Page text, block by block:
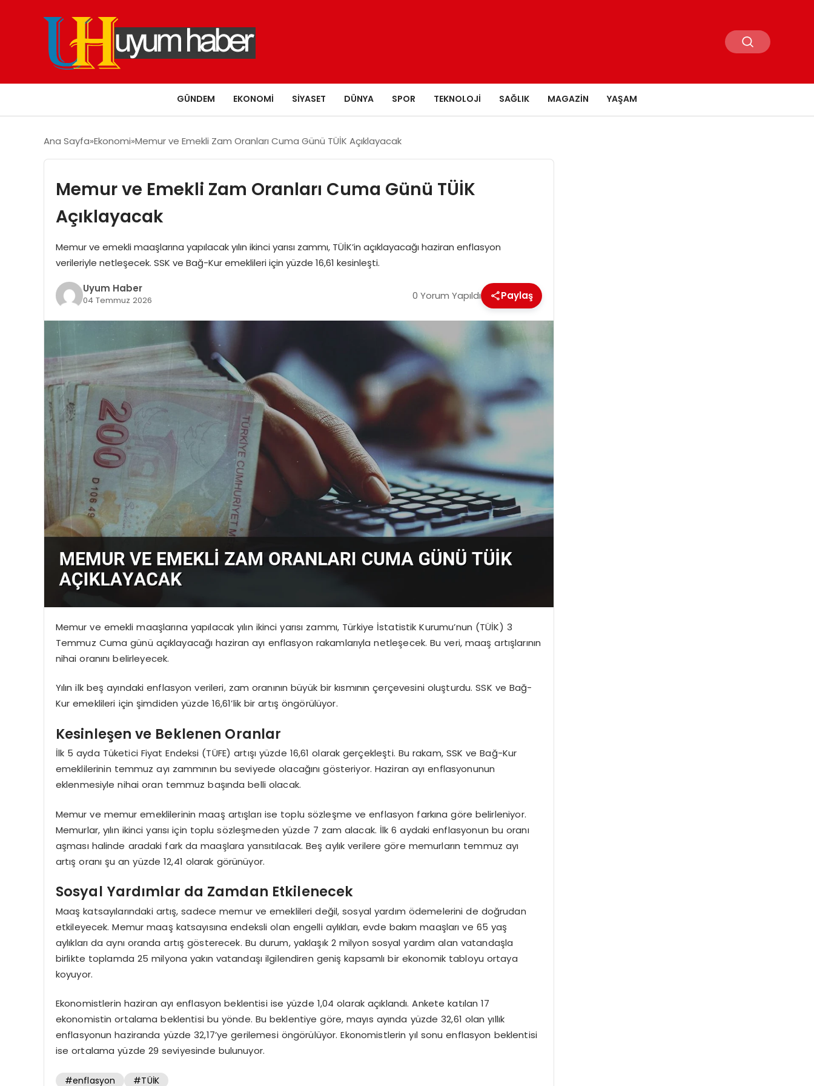
GÜNDEM EKONOMI SIYASET DÜNYA SPOR TEKNOLOJI SAĞLIK MAGAZIN YAŞAM
Ana Sayfa Ekonomi Memur ve Emekli Zam Oranları Cuma Günü TÜİK Açıklayacak
Memur ve Emekli Zam Oranları Cuma Günü TÜİK
Açıklayacak
Memur ve emekli maaşlarına yapılacak yılın ikinci yarısı zammı, TÜİK’in açıklayacağı haziran enflasyon
verileriyle netleşecek. SSK ve Bağ-Kur emeklileri için yüzde 16,61 kesinleşti.
Uyum Haber
04 Temmuz 2026 0 Yorum Yapıldı Paylaş
Memur ve emekli maaşlarına yapılacak yılın ikinci yarısı zammı, Türkiye İstatistik Kurumu’nun (TÜİK) 3
Temmuz Cuma günü açıklayacağı haziran ayı enflasyon rakamlarıyla netleşecek. Bu veri, maaş artışlarının
nihai oranını belirleyecek.
Yılın ilk beş ayındaki enflasyon verileri, zam oranının büyük bir kısmının çerçevesini oluşturdu. SSK ve Bağ-
Kur emeklileri için şimdiden yüzde 16,61’lik bir artış öngörülüyor.
Kesinleşen ve Beklenen Oranlar
İlk 5 ayda Tüketici Fiyat Endeksi (TÜFE) artışı yüzde 16,61 olarak gerçekleşti. Bu rakam, SSK ve Bağ-Kur
emeklilerinin temmuz ayı zammının bu seviyede olacağını gösteriyor. Haziran ayı enflasyonunun
eklenmesiyle nihai oran temmuz başında belli olacak.
Memur ve memur emeklilerinin maaş artışları ise toplu sözleşme ve enflasyon farkına göre belirleniyor.
Memurlar, yılın ikinci yarısı için toplu sözleşmeden yüzde 7 zam alacak. İlk 6 aydaki enflasyonun bu oranı
aşması halinde aradaki fark da maaşlara yansıtılacak. Beş aylık verilere göre memurların temmuz ayı
artış oranı şu an yüzde 12,41 olarak görünüyor.
Sosyal Yardımlar da Zamdan Etkilenecek
Maaş katsayılarındaki artış, sadece memur ve emeklileri değil, sosyal yardım ödemelerini de doğrudan
etkileyecek. Memur maaş katsayısına endeksli olan engelli aylıkları, evde bakım maaşları ve 65 yaş
aylıkları da aynı oranda artış gösterecek. Bu durum, yaklaşık 2 milyon sosyal yardım alan vatandaşla
birlikte toplamda 25 milyona yakın vatandaşı ilgilendiren geniş kapsamlı bir ekonomik tabloyu ortaya
koyuyor.
Ekonomistlerin haziran ayı enflasyon beklentisi ise yüzde 1,04 olarak açıklandı. Ankete katılan 17
ekonomistin ortalama beklentisi bu yönde. Bu beklentiye göre, mayıs ayında yüzde 32,61 olan yıllık
enflasyonun haziranda yüzde 32,17’ye gerilemesi öngörülüyor. Ekonomistlerin yıl sonu enflasyon beklentisi
ise ortalama yüzde 29 seviyesinde bulunuyor.
#enflasyon #TÜİK